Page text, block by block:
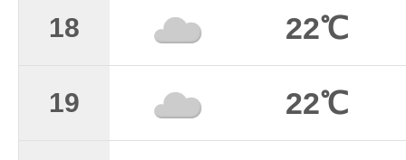
18 22℃
19 22℃